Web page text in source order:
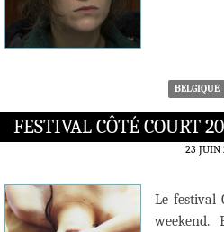
BELGIQUE
FESTIVAL CÔTÉ COURT
23 JUIN
Le festival